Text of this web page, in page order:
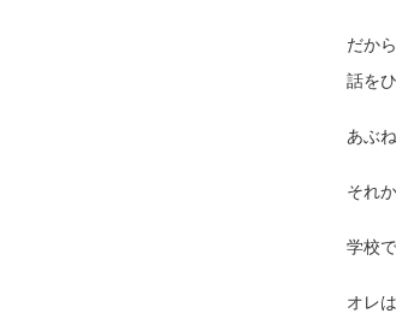
だか
話を
あぶ
それ
学校
オレ